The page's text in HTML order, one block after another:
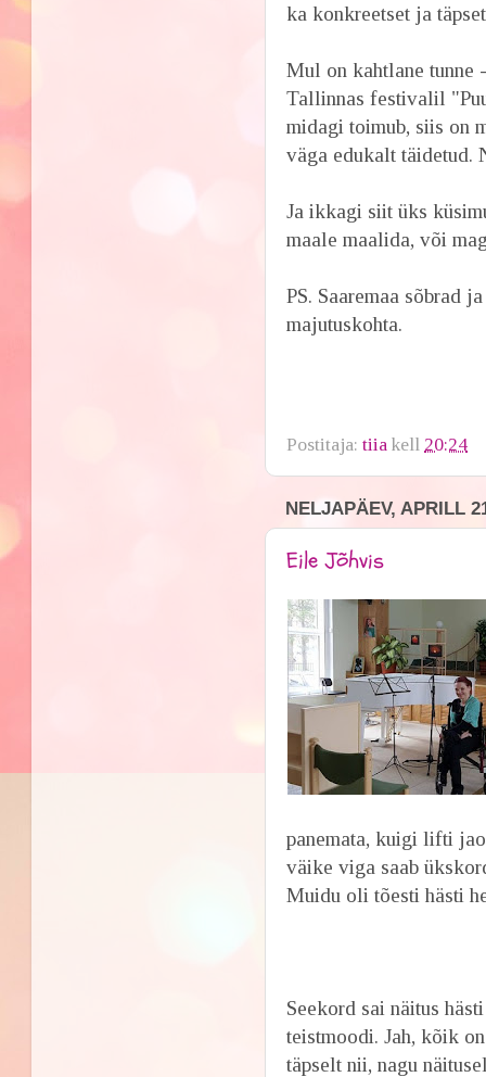
ka konkreetset ja
Mul on kahtlane tunne
Tallinnas festivalil
midagi toimub, siis on
väga edukalt täidetud.
Ja ikkagi siit üks
maale maalida, või
PS. Saaremaa sõbrad
majutuskohta.
Postitaja:tiia kell 20:24
NELJAPÄEV, APRILL
Eile Jõhvis
panemata, kuigi lifti
väike viga saab
Muidu oli tõesti hästi
Seekord sai näitus hästi
teistmoodi. Jah, kõik on
täpselt nii, nagu